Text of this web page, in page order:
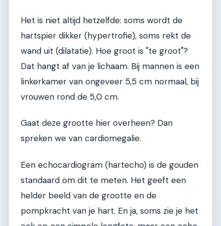
Het is niet altijd hetzelfde: soms wordt de
hartspier dikker (hypertrofie), soms rekt de
wand uit (dilatatie). Hoe groot is "te groot"?
Dat hangt af van je lichaam. Bij mannen is een
linkerkamer van ongeveer 5,5 cm normaal, bij
vrouwen rond de 5,0 cm.
Gaat deze grootte hier overheen? Dan
spreken we van cardiomegalie.
Een echocardiogram (hartecho) is de gouden
standaard om dit te meten. Het geeft een
helder beeld van de grootte en de
pompkracht van je hart. En ja, soms zie je het